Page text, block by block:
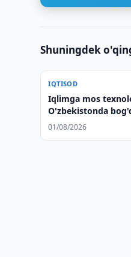
Shuningdek
IQTISOD
Iqlimga mos
O'zbekistonda
barqarorligini
01/08/2026